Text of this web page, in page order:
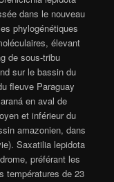
dans le nouveau
phylogénétiques
élevant
de sous-tribu
sur le bassin du
fleuve Paraguay
en aval de
et inférieur du
amazonien, dans
Saxatilia lepidota
préférant les
températures de 23